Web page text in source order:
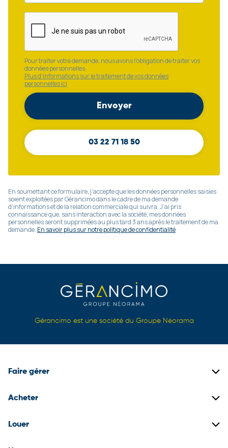
Pour traiter votre demande, nous avons l'obligation de traiter vos
données personnelles.
Plus d'informations sur le traitement de vos données
personnelles ici
03 22 71 18 50
En soumettant ce formulaire, j’accepte que les données personnelles saisies
soient exploitées par Gérancimo dans le cadre de ma demande
d’informations et de la relation commerciale qui suivra. J’ai pris
connaissance que, sans interaction avec la société, mes données
personnelles seront supprimées au plus tard 3 ans après le traitement de ma
demande. En savoir plus sur notre politique de confidentialité
Gérancimo est une société du Groupe Néorama
Faire gérer
Acheter
Louer